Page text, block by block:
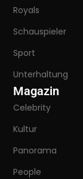
Royals
Schauspieler
Sport
Unterhaltung
Magazin
Celebrity
Kultur
Panorama
People